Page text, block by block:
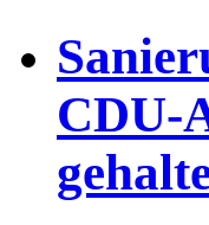
CDU-